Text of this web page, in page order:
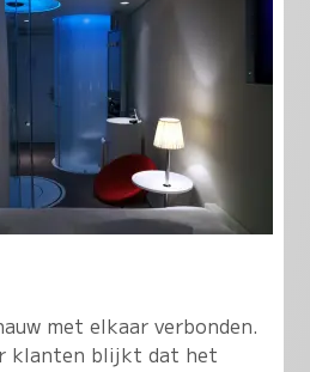
met elkaar verbonden.
klanten blijkt dat het